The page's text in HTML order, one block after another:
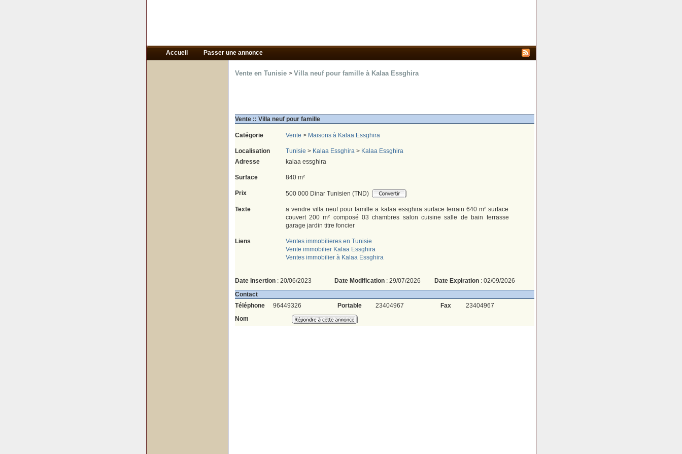
Accueil Passer une annonce
Vente en Tunisie > Villa neuf pour famille à Kalaa Essghira
Vente :: Villa neuf pour famille
Catégorie Vente > Maisons à Kalaa Essghira
Localisation Tunisie > Kalaa Essghira> Kalaa Essghira
Adresse
kalaa essghira
Surface 840 m²
Prix 500 000 Dinar Tunisien (TND)
Texte
a vendre villa neuf pour famille a kalaa essghira surface terrain 640 m² surface
couvert 200 m² composé 03 chambres salon cuisine salle de bain terrasse
garage jardin titre foncier
Liens
Ventes immobilieres en Tunisie
Vente immobilier Kalaa Essghira
Ventes immobilier à Kalaa Essghira
Date Insertion: 20/06/2023 Date Modification: 29/07/2026 Date Expiration: 02/09/2026
Contact
Téléphone
96449326 Portable 23404967 Fax
23404967
Nom